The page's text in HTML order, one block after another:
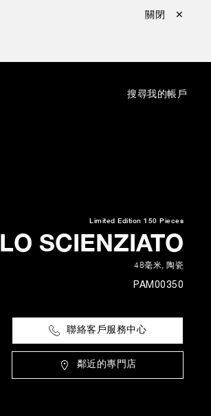
關閉 ✕
搜尋我的帳戶
Limited Edition 150 Pieces
LO SCIENZIATO
48毫米, 陶瓷
PAM00350
聯絡客戶服務中心
鄰近的專門店